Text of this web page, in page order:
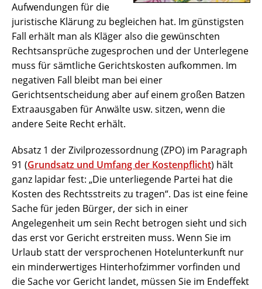
Aufwendungen für die
juristische Klärung zu begleichen hat. Im günstigsten
Fall erhält man als Kläger also die gewünschten
Rechtsansprüche zugesprochen und der Unterlegene
muss für sämtliche Gerichtskosten aufkommen. Im
negativen Fall bleibt man bei einer
Gerichtsentscheidung aber auf einem großen Batzen
Extraausgaben für Anwälte usw. sitzen, wenn die
andere Seite Recht erhält.
Absatz 1 der Zivilprozessordnung (ZPO) im Paragraph
91 (Grundsatz und Umfang der Kostenpflicht) hält
ganz lapidar fest: „Die unterliegende Partei hat die
Kosten des Rechtsstreits zu tragen“. Das ist eine feine
Sache für jeden Bürger, der sich in einer
Angelegenheit um sein Recht betrogen sieht und sich
das erst vor Gericht erstreiten muss. Wenn Sie im
Urlaub statt der versprochenen Hotelunterkunft nur
ein minderwertiges Hinterhofzimmer vorfinden und
die Sache vor Gericht landet, müssen Sie im Endeffekt